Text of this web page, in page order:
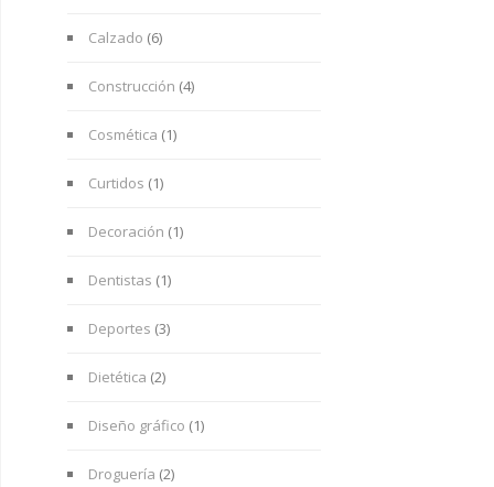
Calzado (6)
Construcción (4)
Cosmética (1)
Curtidos (1)
Decoración (1)
Dentistas (1)
Deportes (3)
Dietética (2)
Diseño gráfico (1)
Droguería (2)